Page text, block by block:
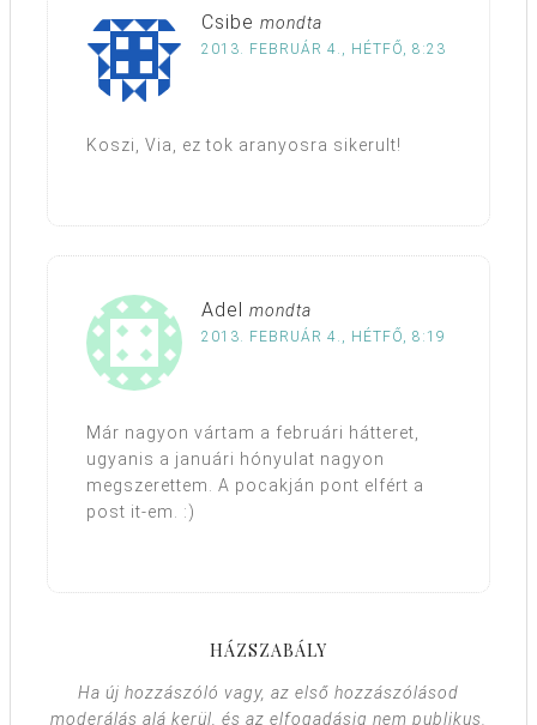
Csibe mondta
2013. FEBRUÁR 4., HÉTFŐ, 8:23
Koszi, Via, ez tok aranyosra sikerult!
Adel mondta
2013. FEBRUÁR 4., HÉTFŐ, 8:19
Már nagyon vártam a februári hátteret,
ugyanis a januári hónyulat nagyon
megszerettem. A pocakján pont elfért a
post it-em. :)
HÁZSZABÁLY
Ha új hozzászóló vagy, az első hozzászólásod
moderálás alá kerül, és az elfogadásig nem publikus.